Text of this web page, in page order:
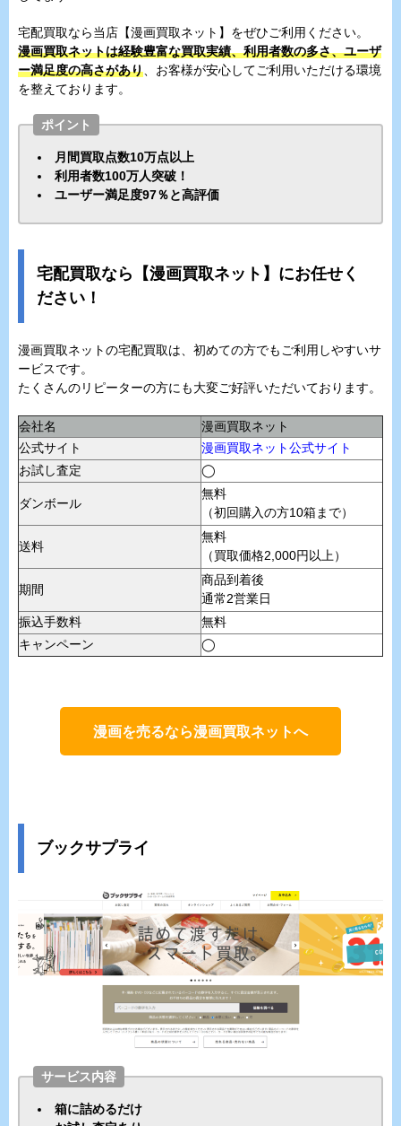
宅配買取なら当店【漫画買取ネット】をぜひご利用ください。
漫画買取ネットは経験豊富な買取実績、利用者数の多さ、ユーザ
ー満足度の高さがあり 、お客様が安心してご利用いただける環境
を整えております。
ポイント
月間買取点数10万点以上
利用者数100万人突破！
ユーザー満足度97％と高評価
宅配買取なら【漫画買取ネット】にお任せく
ださい！
漫画買取ネットの宅配買取は、初めての方でもご利用しやすいサ
ービスです。
たくさんのリピーターの方にも大変ご好評いただいております。
会社名
漫画買取ネット
公式サイト
漫画買取ネット公式サイト
お試し査定
◯
ダンボール
無料
（初回購入の方10箱まで）
送料
無料
（買取価格2,000円以上）
期間
商品到着後
通常2営業日
振込手数料
無料
キャンペーン
◯
漫画を売るなら漫画買取ネットへ
ブックサプライ
サービス内容
箱に詰めるだけ